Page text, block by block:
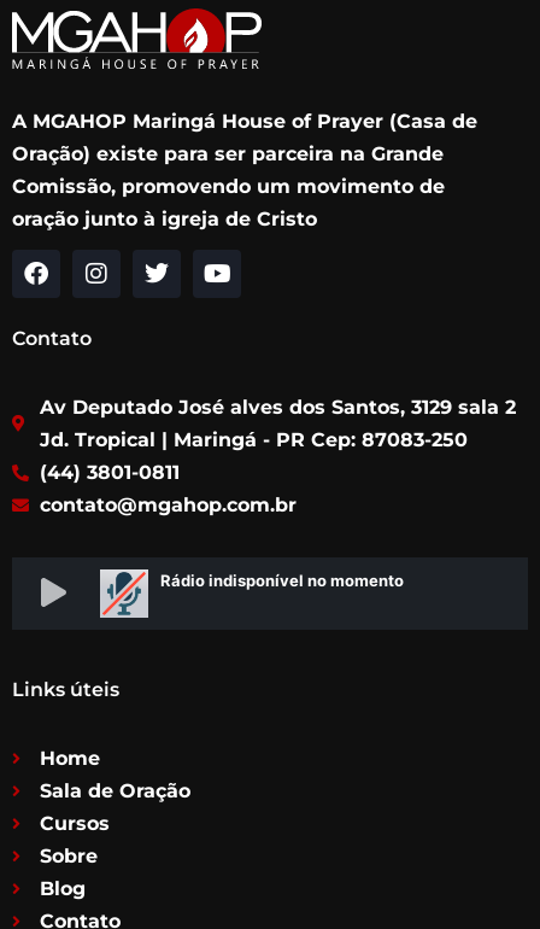
A MGAHOP Maringá House of Prayer (Casa de
Oração) existe para ser parceira na Grande
Comissão, promovendo um movimento de
oração junto à igreja de Cristo
F
c
o
o
k
I
g
r
a
m
T
e
r
Y
b
e
Contato
Av Deputado José alves dos Santos, 3129 sala 2
Jd. Tropical | Maringá - PR Cep: 87083-250
(44) 3801-0811
contato@mgahop.com.br
Links úteis
Home
Sala de Oração
Cursos
Sobre
Blog
Contato